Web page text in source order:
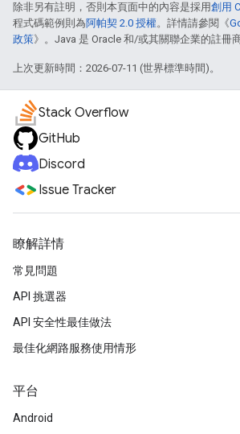
除非另有註明，否則本頁面中的內容是採用創用
程式碼範例則為阿帕契 2.0 授權。詳情請參閱《
政策》。Java 是 Oracle 和/或其關聯企業的註冊商
上次更新時間：2026-07-11 (世界標準時間)。
Stack Overflow
GitHub
Discord
Issue Tracker
瞭解詳情
常見問題
API 挑選器
API 安全性最佳做法
最佳化網路服務使用情形
平台
Android